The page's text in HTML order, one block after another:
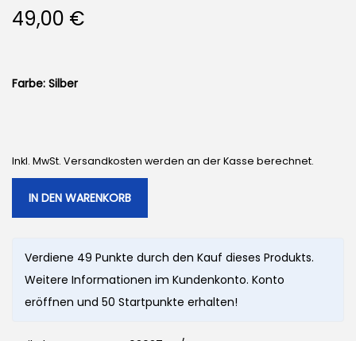
49,00 €
Farbe: Silber
Inkl. MwSt. Versandkosten werden an der Kasse berechnet.
IN DEN WARENKORB
Verdiene 49 Punkte durch den Kauf dieses Produkts.
Weitere Informationen im Kundenkonto. Konto
eröffnen und 50 Startpunkte erhalten!